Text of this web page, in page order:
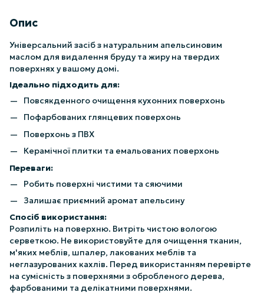
Опис
Універсальний засіб з натуральним апельсиновим
маслом для видалення бруду та жиру на твердих
поверхнях у вашому домі.
Ідеально підходить для:
Повсякденного очищення кухонних поверхонь
Пофарбованих глянцевих поверхонь
Поверхонь з ПВХ
Керамічної плитки та емальованих поверхонь
Переваги:
Робить поверхні чистими та сяючими
Залишає приємний аромат апельсину
Спосіб використання:
Розпиліть на поверхню. Витріть чистою вологою
серветкою. Не використовуйте для очищення тканин,
м'яких меблів, шпалер, лакованих меблів та
неглазурованих кахлів. Перед використанням перевірте
на сумісність з поверхнями з обробленого дерева,
фарбованими та делікатними поверхнями.